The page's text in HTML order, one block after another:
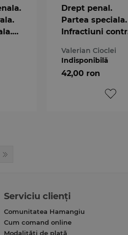
Drept penal.
Partea speciala.
Infractiuni
Valerian Cioclei
Indisponibilă
42,00 ron
Serviciu clienți
Comunitatea Hamangiu
Cum comand online
Modalități de plată